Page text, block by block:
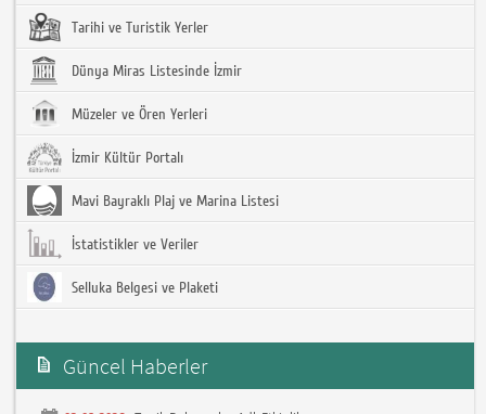
Tarihi ve Turistik Yerler
Dünya Miras Listesinde İzmir
Müzeler ve Ören Yerleri
İzmir Kültür Portalı
Mavi Bayraklı Plaj ve Marina Listesi
İstatistikler ve Veriler
Selluka Belgesi ve Plaketi
Güncel Haberler